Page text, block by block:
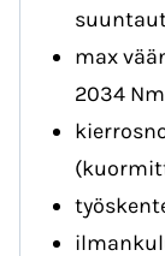
max
2034 Nm